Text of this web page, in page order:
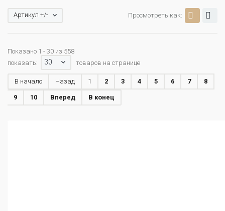
Просмотреть как:
Артикул +/-
Показано 1 - 30 из 558
показать:
30 товаров на странице
В начало Назад 1 2 3 4 5 6 7 8
9 10 Вперед В конец